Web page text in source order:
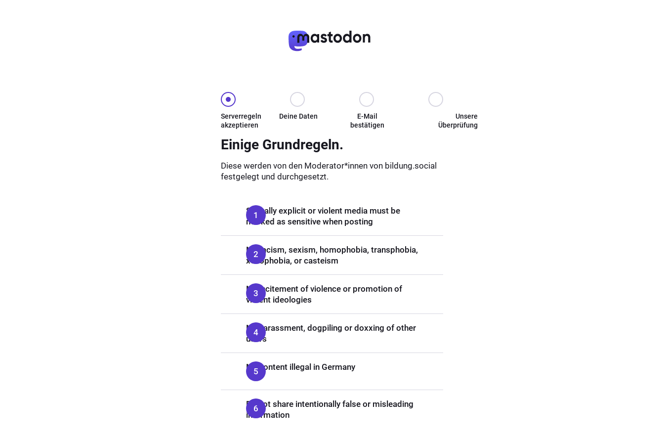
Serverregeln
akzeptieren
Deine Daten
E-Mail
bestätigen
Unsere
Überprüfung
Einige Grundregeln.
Diese werden von den Moderator*innen von bildung.social
festgelegt und durchgesetzt.
Sexually explicit or violent media must be
marked as sensitive when posting
No racism, sexism, homophobia, transphobia,
xenophobia, or casteism
No incitement of violence or promotion of
violent ideologies
No harassment, dogpiling or doxxing of other
users
No content illegal in Germany
Do not share intentionally false or misleading
information